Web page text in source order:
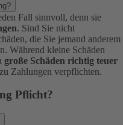
Fall sinnvoll, denn sie
. Sind Sie nicht
die Sie jemand anderem
Während kleine Schäden
große Schäden richtig teuer
Zahlungen verpflichten.
Pflicht?